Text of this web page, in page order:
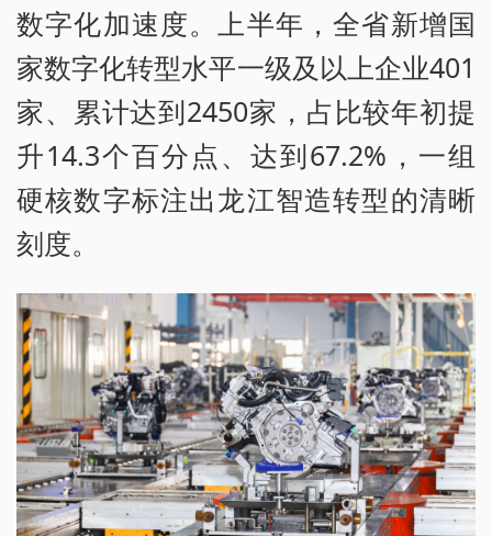
数字化加速度。上半年，全省新增国
家数字化转型水平一级及以上企业401
家、累计达到2450家，占比较年初提
升14.3个百分点、达到67.2%，一组
硬核数字标注出龙江智造转型的清晰
刻度。